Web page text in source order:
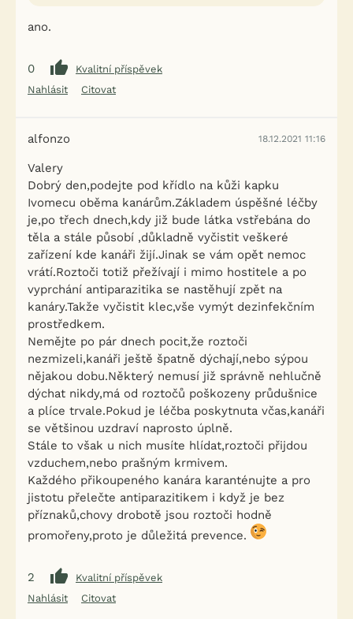
ano.
0
Kvalitní příspěvek
Nahlásit
Citovat
alfonzo 18.12.2021 11:16
Valery
Dobrý den,podejte pod křídlo na kůži kapku
Ivomecu oběma kanárům.Základem úspěšné léčby
je,po třech dnech,kdy již bude látka vstřebána do
těla a stále působí ,důkladně vyčistit veškeré
zařízení kde kanáři žijí.Jinak se vám opět nemoc
vrátí.Roztoči totiž přežívají i mimo hostitele a po
vyprchání antiparazitika se nastěhují zpět na
kanáry.Takže vyčistit klec,vše vymýt dezinfekčním
prostředkem.
Nemějte po pár dnech pocit,že roztoči
nezmizeli,kanáři ještě špatně dýchají,nebo sýpou
nějakou dobu.Některý nemusí již správně nehlučně
dýchat nikdy,má od roztočů poškozeny průdušnice
a plíce trvale.Pokud je léčba poskytnuta včas,kanáři
se většinou uzdraví naprosto úplně.
Stále to však u nich musíte hlídat,roztoči přijdou
vzduchem,nebo prašným krmivem.
Každého přikoupeného kanára karanténujte a pro
jistotu přelečte antiparazitikem i když je bez
příznaků,chovy drobotě jsou roztoči hodně
promořeny,proto je důležitá prevence.
2
Kvalitní příspěvek
Nahlásit
Citovat